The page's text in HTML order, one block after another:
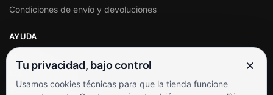
Condiciones de envío y devoluciones
AYUDA
Soporte al cliente
Contacto
Tu privacidad, bajo control ×
Usamos cookies técnicas para que la tienda funcione